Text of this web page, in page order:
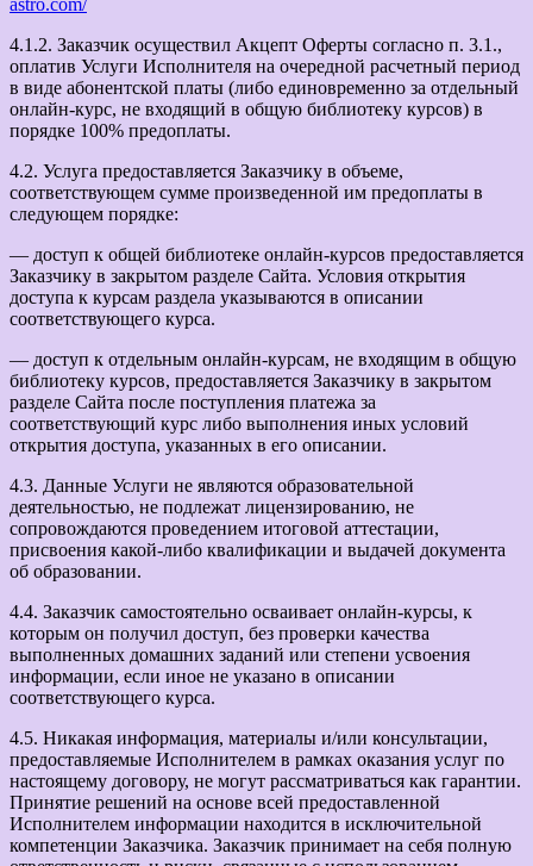
astro.com/
4.1.2. Заказчик осуществил Акцепт Оферты согласно п. 3.1.,
оплатив Услуги Исполнителя на очередной расчетный период
в виде абонентской платы (либо единовременно за отдельный
онлайн-курс, не входящий в общую библиотеку курсов) в
порядке 100% предоплаты.
4.2. Услуга предоставляется Заказчику в объеме,
соответствующем сумме произведенной им предоплаты в
следующем порядке:
— доступ к общей библиотеке онлайн-курсов предоставляется
Заказчику в закрытом разделе Сайта. Условия открытия
доступа к курсам раздела указываются в описании
соответствующего курса.
— доступ к отдельным онлайн-курсам, не входящим в общую
библиотеку курсов, предоставляется Заказчику в закрытом
разделе Сайта после поступления платежа за
соответствующий курс либо выполнения иных условий
открытия доступа, указанных в его описании.
4.3. Данные Услуги не являются образовательной
деятельностью, не подлежат лицензированию, не
сопровождаются проведением итоговой аттестации,
присвоения какой-либо квалификации и выдачей документа
об образовании.
4.4. Заказчик самостоятельно осваивает онлайн-курсы, к
которым он получил доступ, без проверки качества
выполненных домашних заданий или степени усвоения
информации, если иное не указано в описании
соответствующего курса.
4.5. Никакая информация, материалы и/или консультации,
предоставляемые Исполнителем в рамках оказания услуг по
настоящему договору, не могут рассматриваться как гарантии.
Принятие решений на основе всей предоставленной
Исполнителем информации находится в исключительной
компетенции Заказчика. Заказчик принимает на себя полную